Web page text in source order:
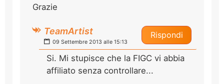
Grazie
Rispondi
TeamArtist
09 Settembre 2013 alle 15:13
Si. Mi stupisce che la FIGC vi abbia
affiliato senza controllare...